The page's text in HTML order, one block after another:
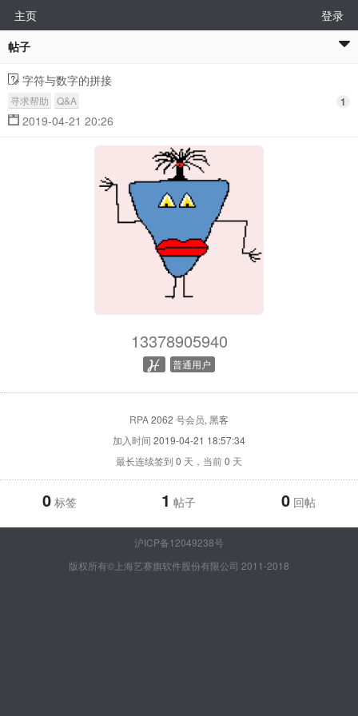
主页
登录
帖子
字符与数字的拼接
寻求帮助 Q&A
2019-04-21 20:26
1
13378905940
普通用户
RPA2062 号会员, 黑客
加入时间 2019-04-21 18:57:34
最长连续签到 0 天，当前0 天
0 标签 1 帖子 0 回帖
沪ICP备12049238号
版权所有©上海艺赛旗软件股份有限公司 2011-2018